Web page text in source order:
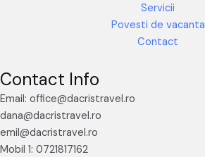
Servicii
Povesti de vacanta
Contact
Contact Info
Email: office@dacristravel.ro
dana@dacristravel.ro
emil@dacristravel.ro
Mobil 1: 0721817162